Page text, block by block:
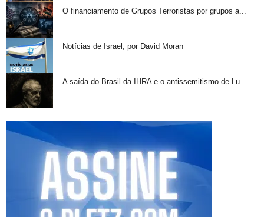
O financiamento de Grupos Terroristas por grupos a...
Notícias de Israel, por David Moran
A saída do Brasil da IHRA e o antissemitismo de Lu...